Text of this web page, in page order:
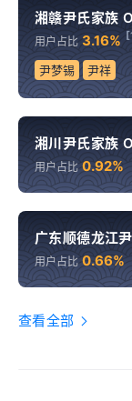
湘赣尹氏家族
用户占比 3.16%
尹梦锡 尹祥
湘川尹氏家族
用户占比 0.92%
广东顺德龙江
用户占比 0.66%
查看全部